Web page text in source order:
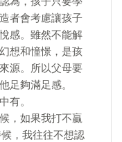
者會考慮讓孩子
感。雖然不能解
想和憧憬，是孩
源。所以父母要
足夠滿足感。
有。
，如果我打不贏
，我往往不想認